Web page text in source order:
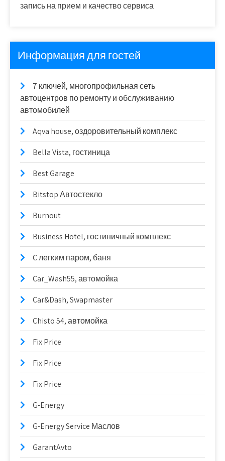
запись на прием и качество сервиса
Информация для гостей
7 ключей, многопрофильная сеть
автоцентров по ремонту и обслуживанию
автомобилей
Aqva house, оздоровительный комплекс
Bella Vista, гостиница
Best Garage
Bitstop Автостекло
Burnout
Business Hotel, гостиничный комплекс
C легким паром, баня
Car_Wash55, автомойка
Car&Dash, Swapmaster
Chisto 54, автомойка
Fix Price
Fix Price
Fix Price
G-Energy
G-Energy Service Маслов
GarantAvto